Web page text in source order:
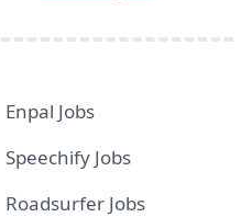
Enpal Jobs
Speechify Jobs
Roadsurfer Jobs